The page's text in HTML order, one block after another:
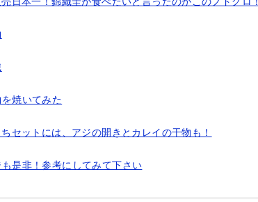
焼いてみた
セットには、アジの開きとカレイの干物も！
是非！参考にしてみて下さい